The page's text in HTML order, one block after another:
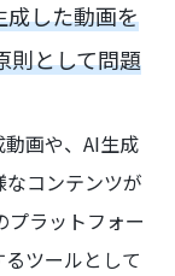
成した動画を
則として問題
画や、AI生成
コンテンツが
プラットフォー
ツールとして